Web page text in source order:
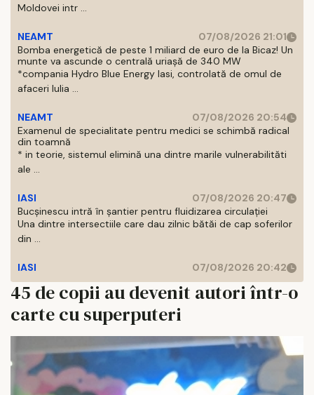
Moldovei intr ...
NEAMT
07/08/2026 21:01
Bomba energetică de peste 1 miliard de euro de la Bicaz! Un
munte va ascunde o centrală uriașă de 340 MW
*compania Hydro Blue Energy Iasi, controlată de omul de
afaceri Iulia ...
NEAMT
07/08/2026 20:54
Examenul de specialitate pentru medici se schimbă radical
din toamnă
* in teorie, sistemul elimină una dintre marile vulnerabilităti
ale ...
IASI
07/08/2026 20:47
Bucșinescu intră în șantier pentru fluidizarea circulației
Una dintre intersectiile care dau zilnic bătăi de cap soferilor
din ...
IASI 07/08/2026 20:42
45 de copii au devenit autori într-o
carte cu superputeri